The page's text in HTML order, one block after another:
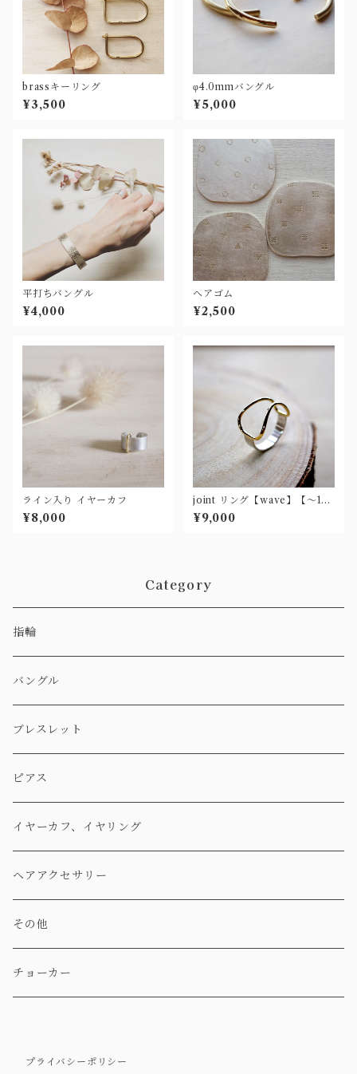
brassキーリング
¥3,500
φ4.0mmバングル
¥5,000
平打ちバングル
¥4,000
ヘアゴム
¥2,500
ライン入り イヤーカフ
¥8,000
joint リング【wave】【〜15
号】
¥9,000
Category
指輪
バングル
ブレスレット
ピアス
イヤーカフ、イヤリング
ヘアアクセサリー
その他
チョーカー
プライバシーポリシー